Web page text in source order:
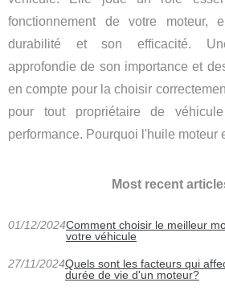
fonctionnement de votre moteur,
durabilité et son efficacité.
approfondie de son importance et
en compte pour la choisir
pour tout propriétaire de
performance. Pourquoi l'huile moteur
Most recent
01/12/2024Comment choisir le meilleur
votre véhicule
27/11/2024Quels sont les facteurs qui
durée de vie d'un moteur?